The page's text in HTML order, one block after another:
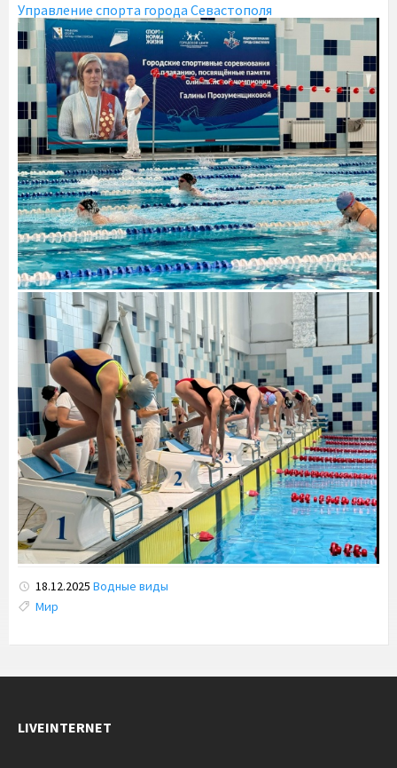
Управление спорта города Севастополя
18.12.2025 Водные виды
Tags:
Мир
LIVEINTERNET